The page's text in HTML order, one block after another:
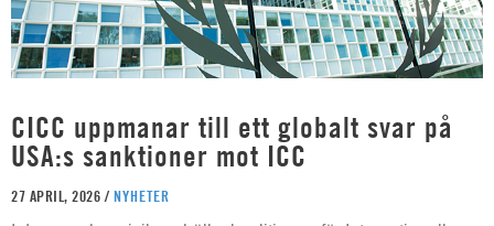
CICC uppmanar till ett globalt svar på
USA:s sanktioner mot ICC
27 APRIL, 2026 / NYHETER